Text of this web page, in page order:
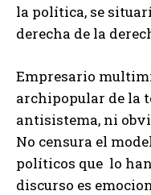
la política, se
derecha de la
Empresario
archipopular de la
antisistema, ni
No censura el
políticos que lo
discurso es